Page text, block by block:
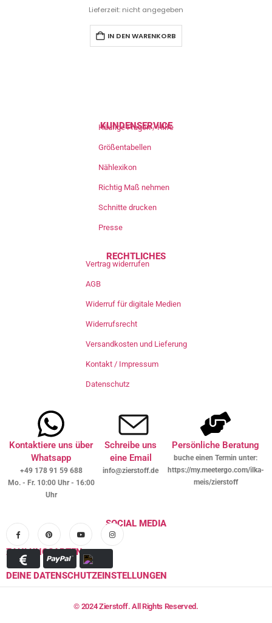
Lieferzeit: nicht angegeben
IN DEN WARENKORB
KUNDENSERVICE
Häufige Fragen / Hilfe
Größentabellen
Nählexikon
Richtig Maß nehmen
Schnitte drucken
Presse
RECHTLICHES
Vertrag widerrufen
AGB
Widerruf für digitale Medien
Widerrufsrecht
Versandkosten und Lieferung
Kontakt / Impressum
Datenschutz
Kontaktiere uns über
Whatsapp
+49 178 91 59 688
Mo. - Fr. 10:00 Uhr - 16:00
Uhr
Schreibe uns
eine Email
info@zierstoff.de
Persönliche Beratung
buche einen Termin unter:
https://my.meetergo.com/ilka-
meis/zierstoff
SOCIAL MEDIA
ZAHLUNGSARTEN
DEINE DATENSCHUTZEINSTELLUNGEN
© 2024 Zierstoff. All Rights Reserved.